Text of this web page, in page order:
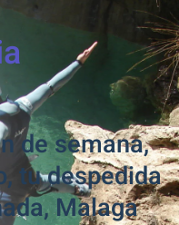
de semana,
tu despedida
Malaga